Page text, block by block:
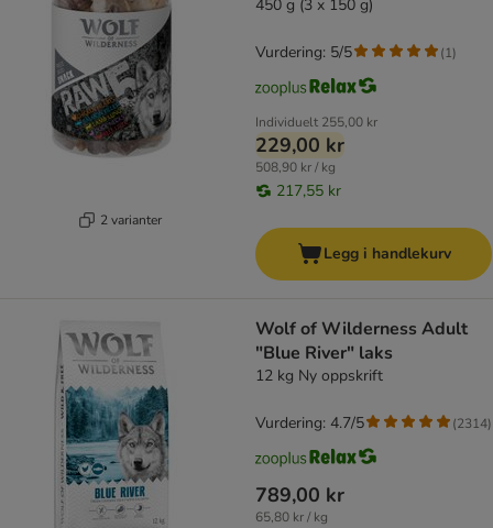
2 varianter
450 g (3 x 150 g)
Individuelt 255,00 kr
229,00 kr
508,90 kr / kg
217,55 kr
Vurdering: 5/5 (1)
Legg i handlekurv
Wolf of Wilderness Adult
"Blue River" laks
12 kg Ny oppskrift
789,00 kr
65,80 kr / kg
Vurdering: 4.7/5 (2314)